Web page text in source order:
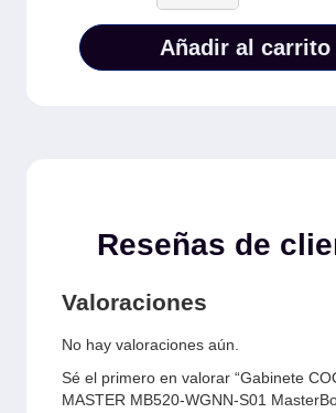
Añadir al carrito
Reseñas de
Valoraciones
No hay valoraciones aún.
Sé el primero en valorar “Gabinete
MASTER MB520-WGNN-S01